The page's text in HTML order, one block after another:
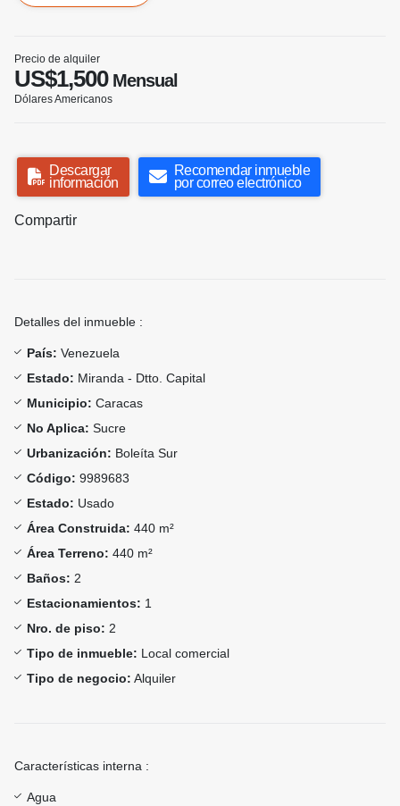
Precio de alquiler
US$1,500Mensual
Dólares Americanos
Descargar
información
Recomendar inmueble
por correo electrónico
Compartir
Detalles del inmueble :
País: Venezuela
Estado: Miranda - Dtto. Capital
Municipio: Caracas
No Aplica: Sucre
Urbanización: Boleíta Sur
Código: 9989683
Estado: Usado
Área Construida: 440 m²
Área Terreno: 440 m²
Baños: 2
Estacionamientos: 1
Nro. de piso: 2
Tipo de inmueble: Local comercial
Tipo de negocio: Alquiler
Características interna :
Agua